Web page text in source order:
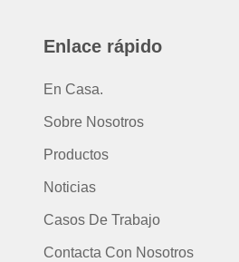
Enlace rápido
En Casa.
Sobre Nosotros
Productos
Noticias
Casos De Trabajo
Contacta Con Nosotros